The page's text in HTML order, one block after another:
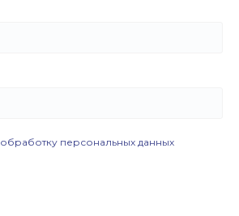
обработку персональных данных